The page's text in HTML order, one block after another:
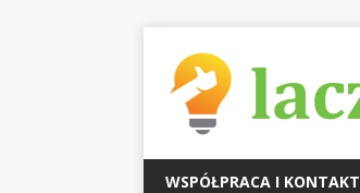
WSPÓŁPRACA I KONTAKT